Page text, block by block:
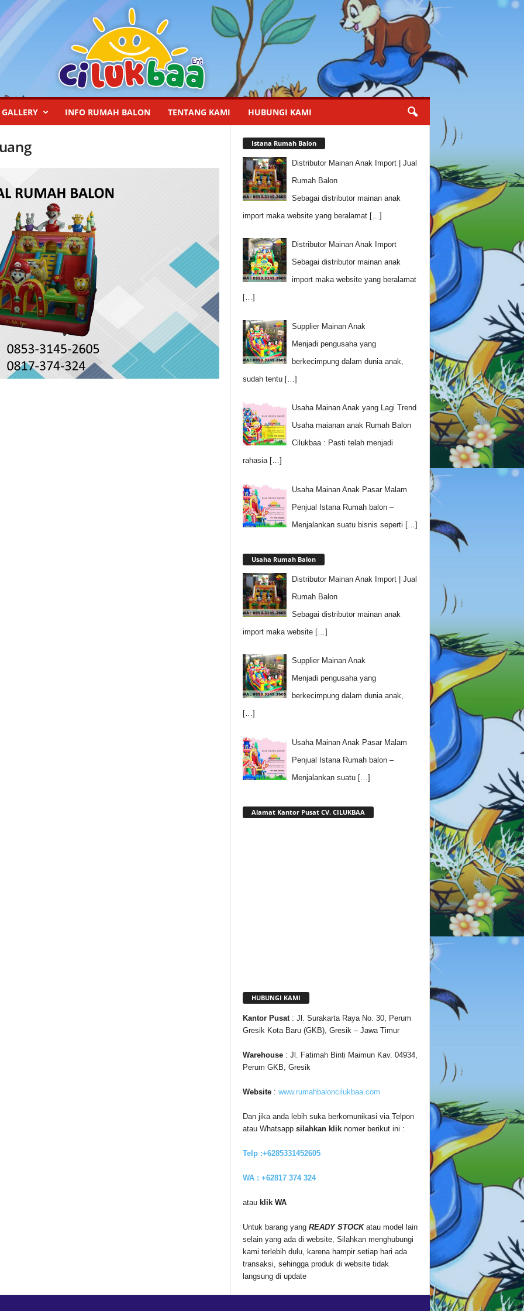
GALLERY INFO RUMAH BALON TENTANG KAMI HUBUNGI KAMI
Istana Rumah Balon
Distributor Mainan Anak Import | Jual
Rumah Balon
Sebagai distributor mainan anak
import maka website yang beralamat […]
Distributor Mainan Anak Import
Sebagai distributor mainan anak
import maka website yang beralamat
[…]
Supplier Mainan Anak
Menjadi pengusaha yang
berkecimpung dalam dunia anak,
sudah tentu […]
Usaha Mainan Anak yang Lagi Trend
Usaha maianan anak Rumah Balon
Cilukbaa : Pasti telah menjadi
rahasia […]
Usaha Mainan Anak Pasar Malam
Penjual Istana Rumah balon –
Menjalankan suatu bisnis seperti […]
Usaha Rumah Balon
Distributor Mainan Anak Import | Jual
Rumah Balon
Sebagai distributor mainan anak
import maka website […]
Supplier Mainan Anak
Menjadi pengusaha yang
berkecimpung dalam dunia anak,
[…]
Usaha Mainan Anak Pasar Malam
Penjual Istana Rumah balon –
Menjalankan suatu […]
Alamat Kantor Pusat CV. CILUKBAA
HUBUNGI KAMI
Kantor Pusat: Jl. Surakarta Raya No. 30, Perum
Gresik Kota Baru (GKB), Gresik – Jawa Timur
Warehouse: Jl. Fatimah Binti Maimun Kav. 04934,
Perum GKB, Gresik
Website: www.rumahbaloncilukbaa.com
Dan jika anda lebih suka berkomunikasi via Telpon
atau Whatsapp silahkan kliknomer berikut ini :
Telp :+6285331452605
WA : +62817 374 324
atau klik WA
Untuk barang yang READY STOCKatau model lain
selain yang ada di website, Silahkan menghubungi
kami terlebih dulu, karena hampir setiap hari ada
transaksi, sehingga produk di website tidak
langsung di update